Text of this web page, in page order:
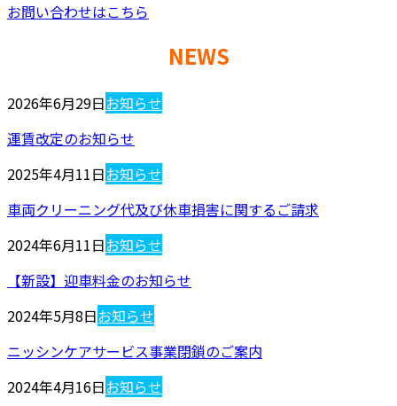
お問い合わせはこちら
NEWS
2026年6月29日お知らせ
運賃改定のお知らせ
2025年4月11日お知らせ
車両クリーニング代及び休車損害に関するご請求
2024年6月11日お知らせ
【新設】迎車料金のお知らせ
2024年5月8日お知らせ
ニッシンケアサービス事業閉鎖のご案内
2024年4月16日お知らせ